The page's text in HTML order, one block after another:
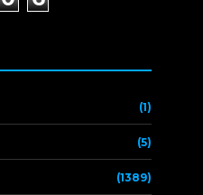
(1)
(5)
(1389)